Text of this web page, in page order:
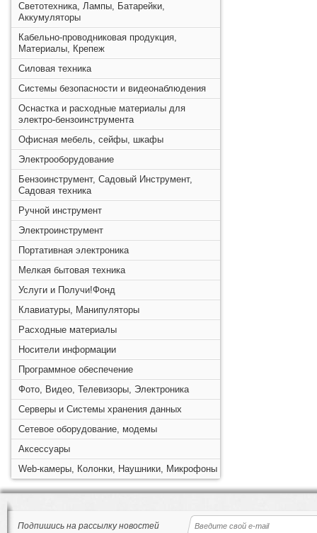
Светотехника, Лампы, Батарейки,
Аккумуляторы
Кабельно-проводниковая продукция,
Материалы, Крепеж
Силовая техника
Системы безопасности и видеонаблюдения
Оснастка и расходные материалы для
электро-бензоинструмента
Офисная мебель, сейфы, шкафы
Электрооборудование
Бензоинструмент, Садовый Инструмент,
Садовая техника
Ручной инструмент
Электроинструмент
Портативная электроника
Мелкая бытовая техника
Услуги и Получи!Фонд
Клавиатуры, Манипуляторы
Расходные материалы
Носители информации
Программное обеспечение
Фото, Видео, Телевизоры, Электроника
Серверы и Системы хранения данных
Сетевое оборудование, модемы
Аксессуары
Web-камеры, Колонки, Наушники, Микрофоны
Подпишись на рассылку новостей